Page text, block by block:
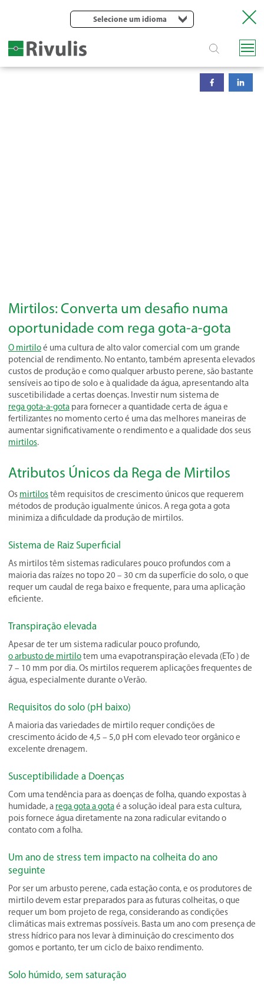
Selecione um idioma
Mirtilos: Converta um desafio numa
oportunidade com rega gota-a-gota
O mirtiloé uma cultura de alto valor comercial com um grande
potencial de rendimento. No entanto, também apresenta elevados
custos de produção e como qualquer arbusto perene, são bastante
sensíveis ao tipo de solo e à qualidade da água, apresentando alta
suscetibilidade a certas doenças. Investir num sistema de
rega gota-a-gota para fornecer a quantidade certa de água e
fertilizantes no momento certo é uma das melhores maneiras de
aumentar significativamente o rendimento e a qualidade dos seus
mirtilos.
Atributos Únicos da Rega de Mirtilos
Os mirtilostêm requisitos de crescimento únicos que requerem
métodos de produção igualmente únicos. A rega gota a gota
minimiza a dificuldade da produção de mirtilos.
Sistema de Raiz Superficial
As mirtilos têm sistemas radiculares pouco profundos com a
maioria das raízes no topo 20 – 30 cm da superfície do solo, o que
requer um caudal de rega baixo e frequente, para uma aplicação
eficiente.
Transpiração elevada
Apesar de ter um sistema radicular pouco profundo,
o arbusto de mirtilotem uma evapotranspiração elevada (ETo ) de
7 – 10 mm por dia. Os mirtilos requerem aplicações frequentes de
água, especialmente durante o Verão.
Requisitos do solo (pH baixo)
A maioria das variedades de mirtilo requer condições de
crescimento ácido de 4,5 – 5,0 pH com elevado teor orgânico e
excelente drenagem.
Susceptibilidade a Doenças
Com uma tendência para as doenças de folha, quando expostas à
humidade, a rega gota a gotaé a solução ideal para esta cultura,
pois fornece água diretamente na zona radicular evitando o
contato com a folha.
Um ano de stress tem impacto na colheita do ano
seguinte
Por ser um arbusto perene, cada estação conta, e os produtores de
mirtilo devem estar preparados para as futuras colheitas, o que
requer um bom projeto de rega, considerando as condições
climáticas mais extremas possíveis. Basta um ano com presença de
stress hídrico para nos levar à diminuição do crescimento dos
gomos e portanto, ter um ciclo de baixo rendimento.
Solo húmido, sem saturação